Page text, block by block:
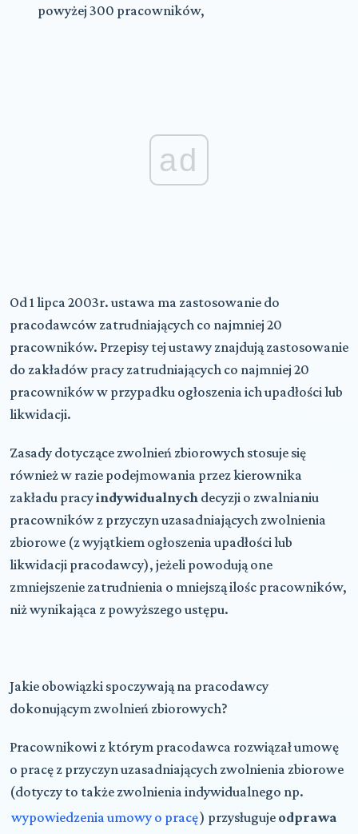
powyżej 300 pracowników,
ad
Od 1 lipca 2003r. ustawa ma zastosowanie do
pracodawców zatrudniających co najmniej 20
pracowników. Przepisy tej ustawy znajdują zastosowanie
do zakładów pracy zatrudniających co najmniej 20
pracowników w przypadku ogłoszenia ich upadłości lub
likwidacji.
Zasady dotyczące zwolnień zbiorowych stosuje się
również w razie podejmowania przez kierownika
zakładu pracyindywidualnych decyzji o zwalnianiu
pracowników z przyczyn uzasadniających zwolnienia
zbiorowe (z wyjątkiem ogłoszenia upadłości lub
likwidacji pracodawcy), jeżeli powodują one
zmniejszenie zatrudnienia o mniejszą ilośc pracowników,
niż wynikająca z powyższego ustępu.
Jakie obowiązki spoczywają na pracodawcy
dokonującym zwolnień zbiorowych?
Pracownikowi z którym pracodawca rozwiązał umowę
o pracę z przyczyn uzasadniających zwolnienia zbiorowe
(dotyczy to także zwolnienia indywidualnego np.
wypowiedzenia umowy o pracę) przysługuje odprawa